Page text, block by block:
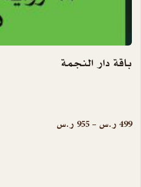
باقة دار النجمة
499 ر.س –
955 ر.سنطاق السعر: من ⁦499 ر.س⁩ خلال ⁦955 ر.س⁩